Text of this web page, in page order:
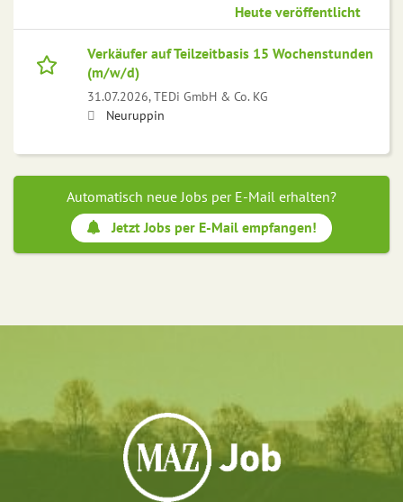
Heute veröffentlicht
Verkäufer auf Teilzeitbasis 15 Wochenstunden
(m/w/d)
31.07.2026,TEDi GmbH & Co. KG
Neuruppin
Automatisch neue Jobs per E-Mail erhalten?
Jetzt Jobs per E-Mail empfangen!